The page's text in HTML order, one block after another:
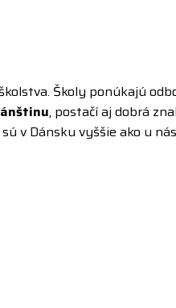
školstva. Školy ponúkajú
, postačí aj dobrá
v Dánsku vyššie ako u